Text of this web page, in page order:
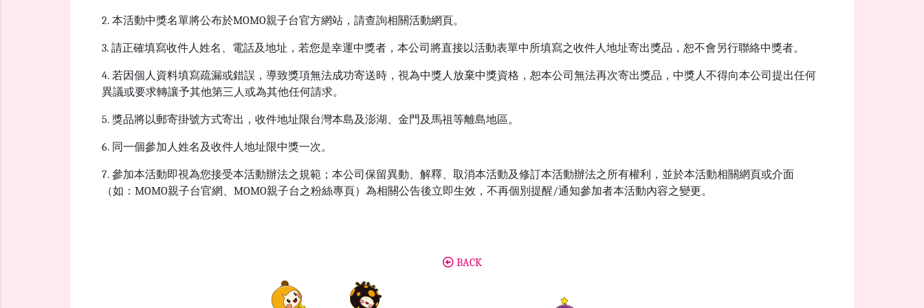
2. 本活動中獎名單將公布於MOMO親子台官方網站，請查詢相關活動網頁。
3. 請正確填寫收件人姓名、電話及地址，若您是幸運中獎者，本公司將直接以活動表單中所填寫之收件人地址寄出獎品，恕不會另行聯絡中獎者。
4. 若因個人資料填寫疏漏或錯誤，導致獎項無法成功寄送時，視為中獎人放棄中獎資格，恕本公司無法再次寄出獎品，中獎人不得向本公司提出任何
異議或要求轉讓予其他第三人或為其他任何請求。
5. 獎品將以郵寄掛號方式寄出，收件地址限台灣本島及澎湖、金門及馬祖等離島地區。
6. 同一個參加人姓名及收件人地址限中獎一次。
7. 參加本活動即視為您接受本活動辦法之規範；本公司保留異動、解釋、取消本活動及修訂本活動辦法之所有權利，並於本活動相關網頁或介面
（如：MOMO親子台官網、MOMO親子台之粉絲專頁）為相關公告後立即生效，不再個別提醒/通知參加者本活動內容之變更。
BACK